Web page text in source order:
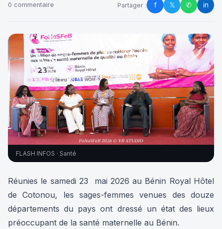
0 commentaire Partager : f 𝕏 ✆ in
FLASH INFOS · Santé
Réunies le samedi 23 mai 2026 au Bénin Royal Hôtel
de Cotonou, les sages-femmes venues des douze
départements du pays ont dressé un état des lieux
préoccupant de la santé maternelle au Bénin.